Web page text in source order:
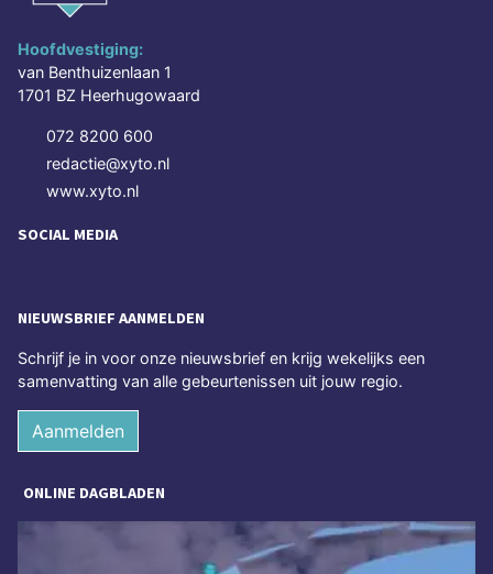
Hoofdvestiging:
van Benthuizenlaan 1
1701 BZ Heerhugowaard
072 8200 600
redactie@xyto.nl
www.xyto.nl
SOCIAL MEDIA
NIEUWSBRIEF AANMELDEN
Schrijf je in voor onze nieuwsbrief en krijg wekelijks een
samenvatting van alle gebeurtenissen uit jouw regio.
Aanmelden
ONLINE DAGBLADEN